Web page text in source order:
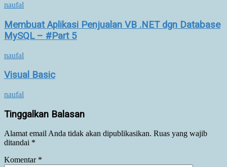
naufal
Membuat Aplikasi Penjualan VB .NET dgn Database
MySQL – #Part 5
naufal
Visual Basic
naufal
Tinggalkan Balasan
Alamat email Anda tidak akan dipublikasikan. Ruas yang wajib
ditandai *
Komentar *